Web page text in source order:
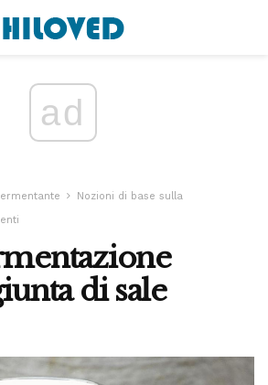
ad
Nozioni di base sulla
di sale